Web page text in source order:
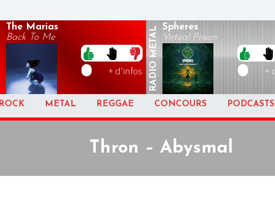
The Marias
Back To Me
+ d'infos RADIO
METAL Spheres
Virtual Prison
+
ROCK METAL REGGAE CONCOURS PODCASTS
Thron – Abysmal